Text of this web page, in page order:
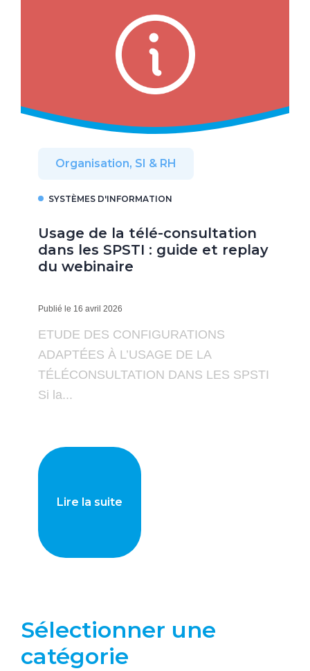
Organisation, SI & RH
SYSTÈMES D'INFORMATION
Usage de la télé-consultation
dans les SPSTI : guide et replay
du webinaire
Publié le 16 avril 2026
ETUDE DES CONFIGURATIONS
ADAPTÉES À L’USAGE DE LA
TÉLÉCONSULTATION DANS LES SPSTI
Si la...
Lire la suite
Sélectionner une
catégorie